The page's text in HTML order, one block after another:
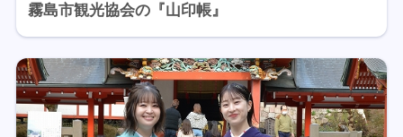
霧島市観光協会の『山印帳』